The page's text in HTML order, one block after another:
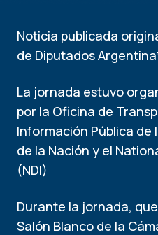
Noticia publicada
de Diputados
La jornada estuvo
por la Oficina de
Información Pública de
de la Nación y el
(NDI)
Durante la jornada,
Salón Blanco de la